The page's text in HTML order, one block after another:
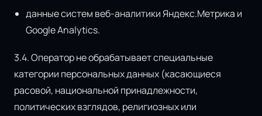
данные систем веб-аналитики Яндекс.Метрика и
Google Analytics.
3.4. Оператор не обрабатывает специальные
категории персональных данных (касающиеся
расовой, национальной принадлежности,
политических взглядов, религиозных или